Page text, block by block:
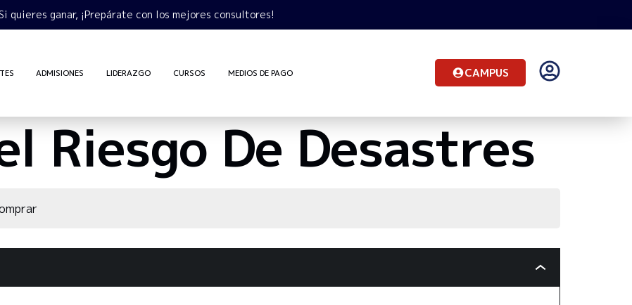
Si quieres ganar, ¡Prepárate con los mejores consultores!
ADMISIONES LIDERAZGO CURSOS MEDIOS DE PAGO CAMPUS
Riesgo De Desastres